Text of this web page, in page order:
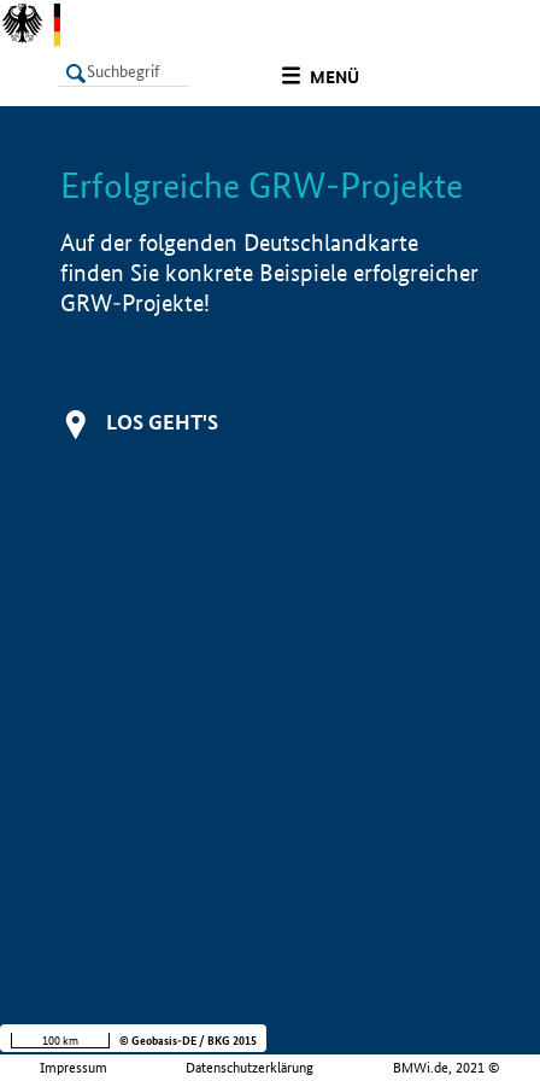
MENÜ
LISTE Info
Erfolgreiche GRW-Projekte
Auf der folgenden Deutschlandkarte
finden Sie konkrete Beispiele erfolgreicher
GRW-Projekte!
LOS GEHT'S
Impressum Datenschutzerklärung BMWi.de, 2021 ©
100 km © Geobasis-DE / BKG 2015